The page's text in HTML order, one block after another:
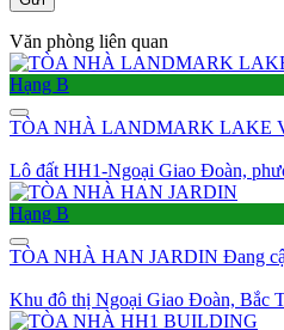
Văn phòng liên quan
Hạng B
TÒA NHÀ LANDMARK LAKE
Lô đất HH1-Ngoại Giao Đoàn,
Hạng B
TÒA NHÀ HAN JARDIN Đang
Khu đô thị Ngoại Giao Đoàn, Bắc